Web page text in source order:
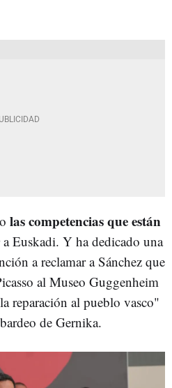
las competencias que están
a Euskadi. Y ha dedicado una
a reclamar a Sánchez que
al Museo Guggenheim
reparación al pueblo vasco"
de Gernika.